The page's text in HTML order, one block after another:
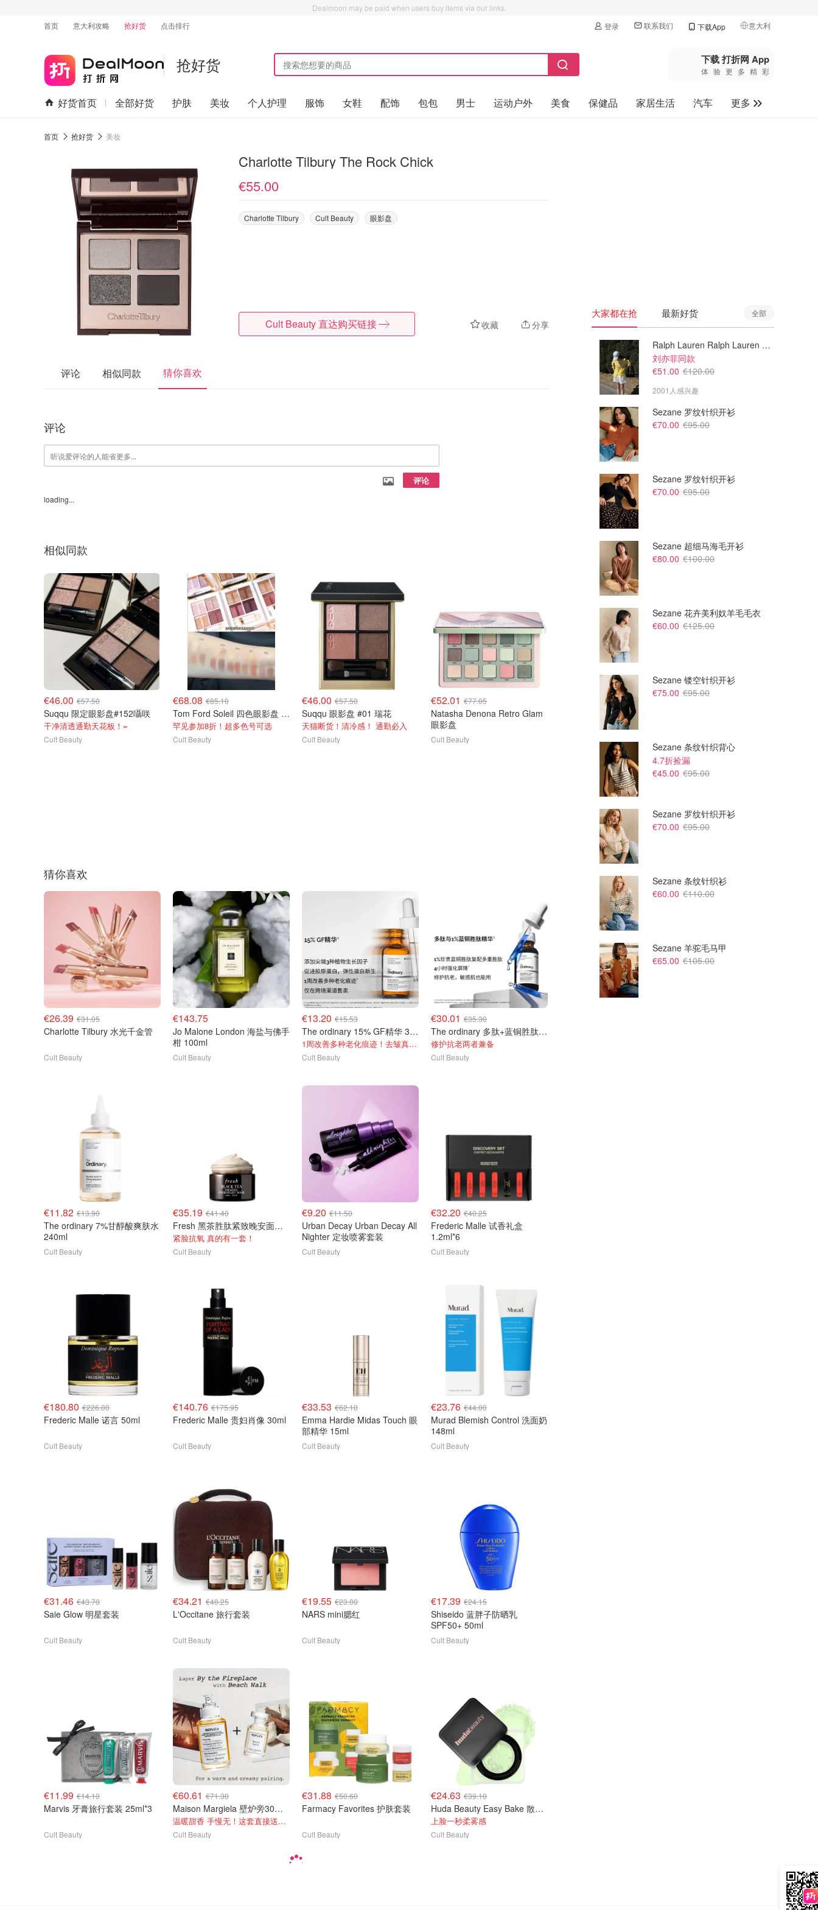
Dealmoon may be paid when users buy items via our links.
首页
意大利攻略 抢好货 点击排行 登录 联系我们 下载App 意大利
🇺🇸美国
🇨🇳中国
🇨🇦加拿大
抢好货 下载 打折网 App
体验更多精彩
好货首页 全部好货 护肤 美妆 个人护理 服饰 女鞋 配饰 包包 男士 运动户外 美食 保健品 家居生活 汽车
更多
首页 抢好货 美妆
Charlotte Tilbury The Rock Chick
€55.00
Charlotte Tilbury Cult Beauty 眼影盘
收藏 分享
Cult Beauty 直达购买链接
评论 相似同款 猜你喜欢
评论
评论
loading...
相似同款
€46.00 €57.50
Suqqu 限定眼影盘#152囁咲
干净清透通勤天花板！=
Cult Beauty
€68.08 €85.10
Tom Ford Soleil 四色眼影盘 Lumiere
罕见参加8折！超多色号可选
Cult Beauty
€46.00 €57.50
Suqqu 眼影盘 #01 瑞花
天猫断货！清冷感！ 通勤必入
Cult Beauty
€52.01 €77.05
Natasha Denona Retro Glam
眼影盘
Cult Beauty
€30.00
Aesop 便后一滴香100ml
€57.50
猜你喜欢
€26.39 €31.05
Charlotte Tilbury 水光千金管
Cult Beauty
€143.75
Jo Malone London 海盐与佛手
柑 100ml
Cult Beauty
€13.20 €15.53
The ordinary 15% GF精华 30ml
1周改善多种老化痕迹！去皱真的猛！！
Cult Beauty
€30.01 €35.30
The ordinary 多肽+蓝铜胜肽精华30ml
修护抗老两者兼备
Cult Beauty
€11.82 €13.90
The ordinary 7%甘醇酸爽肤水
240ml
Cult Beauty
€35.19 €41.40
Fresh 黑茶胜肽紧致晚安面膜 30ml
紧脸抗氧 真的有一套！
Cult Beauty
€9.20 €11.50
Urban Decay Urban Decay All
Nighter 定妆喷雾套装
Cult Beauty
€32.20 €40.25
Frederic Malle 试香礼盒
1.2ml*6
Cult Beauty
€180.80 €226.00
Frederic Malle 诺言 50ml
Cult Beauty
€140.76 €175.95
Frederic Malle 贵妇肖像 30ml
Cult Beauty
€33.53 €62.10
Emma Hardie Midas Touch 眼
部精华 15ml
Cult Beauty
€23.76 €44.00
Murad Blemish Control 洗面奶
148ml
Cult Beauty
€31.46 €43.70
Saie Glow 明星套装
Cult Beauty
€34.21 €40.25
L'Occitane 旅行套装
Cult Beauty
€19.55 €23.00
NARS mini腮红
Cult Beauty
€17.39 €24.15
Shiseido 蓝胖子防晒乳
SPF50+ 50ml
Cult Beauty
€11.99 €14.10
Marvis 牙膏旅行套装 25ml*3
Cult Beauty
€60.61 €71.30
Maison Margiela 壁炉旁30ml+沙滩漫步7ml
温暖甜香 手慢无！这套直接送€10！
Cult Beauty
€31.88 €50.60
Farmacy Favorites 护肤套装
Cult Beauty
€24.63 €39.10
Huda Beauty Easy Bake 散粉 20g
上脸一秒柔雾感
Cult Beauty
大家都在抢 最新好货 全部
Ralph Lauren Ralph Lauren 男童亚麻衬衫
刘亦菲同款
€51.00 €120.00
2001人感兴趣
Sezane 罗纹针织开衫
€70.00 €95.00
Sezane 罗纹针织开衫
€70.00 €95.00
Sezane 超细马海毛开衫
€80.00 €100.00
Sezane 花卉美利奴羊毛毛衣
€60.00 €125.00
Sezane 镂空针织开衫
€75.00 €95.00
Sezane 条纹针织背心
4.7折捡漏
€45.00 €95.00
Sezane 罗纹针织开衫
€70.00 €95.00
Sezane 条纹针织衫
€60.00 €110.00
Sezane 羊驼毛马甲
€65.00 €105.00